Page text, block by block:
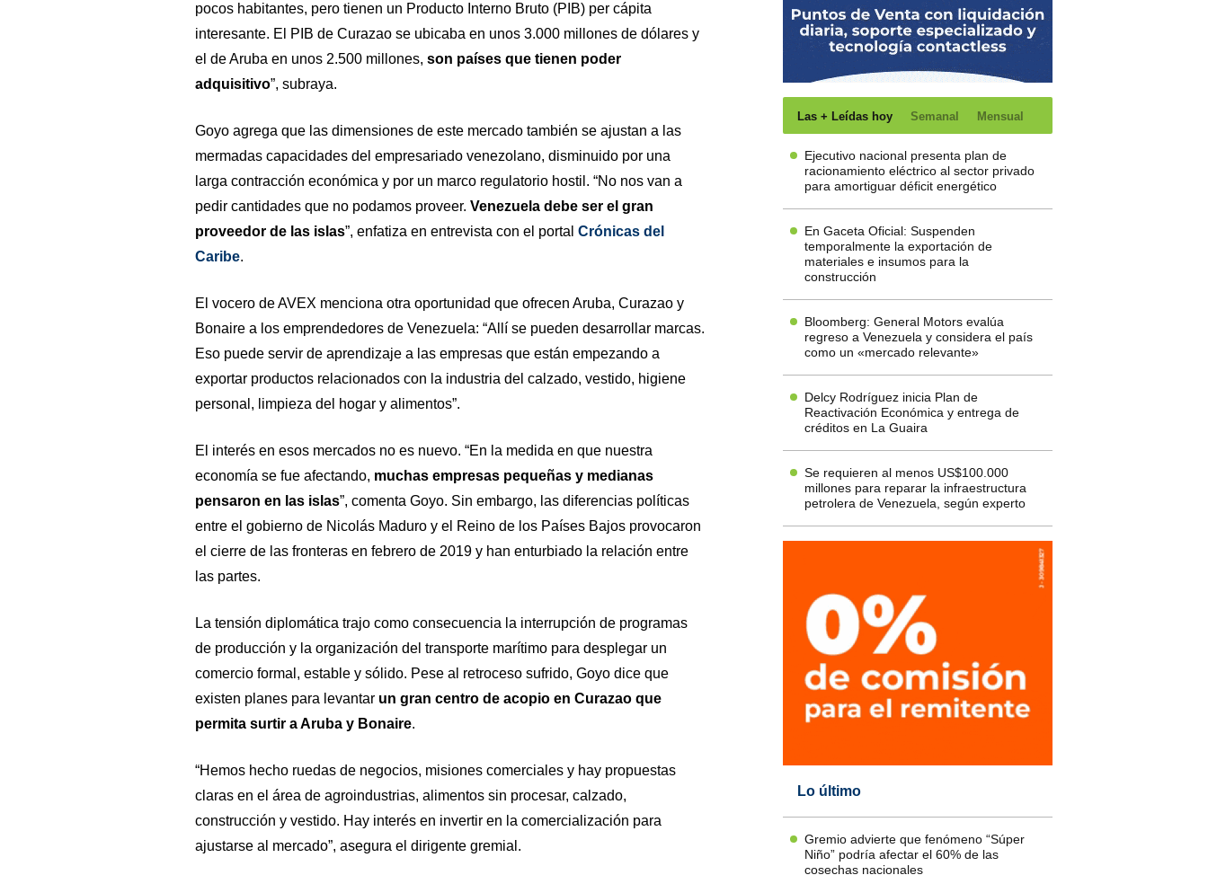
pocos habitantes, pero tienen un Producto Interno Bruto (PIB) per cápita
interesante. El PIB de Curazao se ubicaba en unos 3.000 millones de dólares y
el de Aruba en unos 2.500 millones, son países que tienen poder
adquisitivo”, subraya.
Goyo agrega que las dimensiones de este mercado también se ajustan a las
mermadas capacidades del empresariado venezolano, disminuido por una
larga contracción económica y por un marco regulatorio hostil. “No nos van a
pedir cantidades que no podamos proveer. Venezuela debe ser el gran
proveedor de las islas”, enfatiza en entrevista con el portal Crónicas del
Caribe.
El vocero de AVEX menciona otra oportunidad que ofrecen Aruba, Curazao y
Bonaire a los emprendedores de Venezuela: “Allí se pueden desarrollar marcas.
Eso puede servir de aprendizaje a las empresas que están empezando a
exportar productos relacionados con la industria del calzado, vestido, higiene
personal, limpieza del hogar y alimentos”.
El interés en esos mercados no es nuevo. “En la medida en que nuestra
economía se fue afectando, muchas empresas pequeñas y medianas
pensaron en las islas”, comenta Goyo. Sin embargo, las diferencias políticas
entre el gobierno de Nicolás Maduro y el Reino de los Países Bajos provocaron
el cierre de las fronteras en febrero de 2019 y han enturbiado la relación entre
las partes.
La tensión diplomática trajo como consecuencia la interrupción de programas
de producción y la organización del transporte marítimo para desplegar un
comercio formal, estable y sólido. Pese al retroceso sufrido, Goyo dice que
existen planes para levantar un gran centro de acopio en Curazao que
permita surtir a Aruba y Bonaire.
“Hemos hecho ruedas de negocios, misiones comerciales y hay propuestas
claras en el área de agroindustrias, alimentos sin procesar, calzado,
construcción y vestido. Hay interés en invertir en la comercialización para
ajustarse al mercado”, asegura el dirigente gremial.
Las + Leídas hoy Semanal Mensual
Ejecutivo nacional presenta plan de
racionamiento eléctrico al sector privado
para amortiguar déficit energético
En Gaceta Oficial: Suspenden
temporalmente la exportación de
materiales e insumos para la
construcción
Bloomberg: General Motors evalúa
regreso a Venezuela y considera el país
como un «mercado relevante»
Delcy Rodríguez inicia Plan de
Reactivación Económica y entrega de
créditos en La Guaira
Se requieren al menos US$100.000
millones para reparar la infraestructura
petrolera de Venezuela, según experto
Lo último
Gremio advierte que fenómeno “Súper
Niño” podría afectar el 60% de las
cosechas nacionales